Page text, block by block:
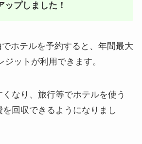
ップしました！
ホテルを予約すると、年間最大
ットが利用できます。
なり、旅行等でホテルを使う
を回収できるようになりまし